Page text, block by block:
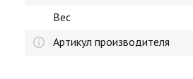
Вес
Артикул производителя